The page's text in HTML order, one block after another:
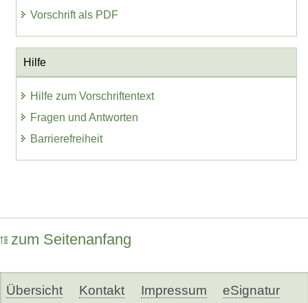
Vorschrift als PDF
Hilfe
Hilfe zum Vorschriftentext
Fragen und Antworten
Barrierefreiheit
zum Seitenanfang
Übersicht Kontakt Impressum eSignatur